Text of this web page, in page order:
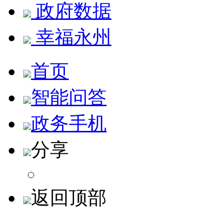
政府数据
幸福永州
首页
智能问答
政务手机
分享
返回顶部